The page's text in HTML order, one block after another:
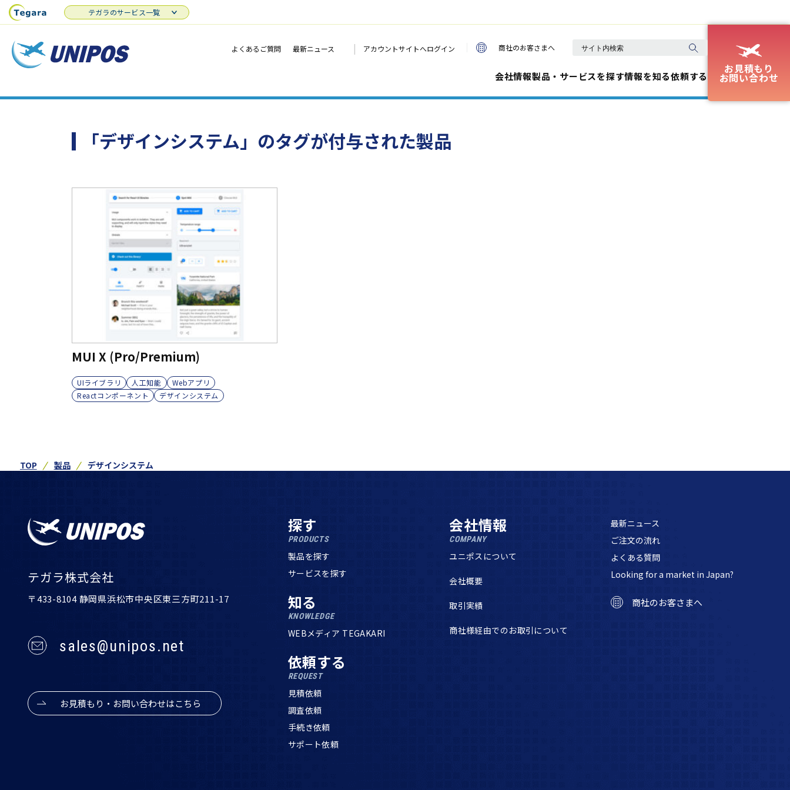
よくあるご質問 最新ニュース | アカウントサイトへログイン 商社のお客さまへ
会社情報製品・サービスを探す情報を知る依頼する
お見積もり
お問い合わせ
テガラのサービス一覧
「デザインシステム」のタグが付与された製品
MUI X (Pro/Premium)
UIライブラリ 人工知能
Webアプリ
Reactコンポーネント
デザインシステム
TOP 製品 デザインシステム
テガラ株式会社
〒433-8104 静岡県浜松市中央区東三方町211-17
sales@unipos.net
お見積もり・お問い合わせはこちら
探す
PRODUCTS
製品を探す
サービスを探す
知る
KNOWLEDGE
WEBメディア TEGAKARI
依頼する
REQUEST
見積依頼
調査依頼
手続き依頼
サポート依頼
会社情報
COMPANY
ユニポスについて
会社概要
取引実績
商社様経由でのお取引について
最新ニュース
ご注文の流れ
よくある質問
Looking for a market in Japan?
商社のお客さまへ